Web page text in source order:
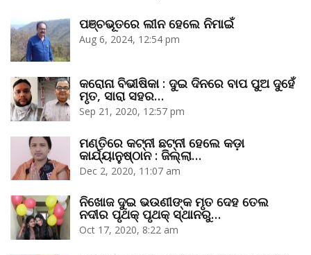
ପଞ୍ଚଭୂତରେ ଲୀନ ହେଲେ ନିମାଇଁ
Aug 6, 2024, 12:54 pm
କରୋନା ବିଭୀଷିକା : ଦୁଇ ଦିନରେ ବାପ ପୁଅ ଦୁହେଁ
ମୃତ, ସାରା ସହର…
Sep 21, 2020, 12:57 pm
ମଣ୍ତିରେ କଟ୍‌ନୀ ଛଟ୍‌ନୀ ହେଲେ କଡ଼ା
କାର୍ଯ୍ୟାନୁଷ୍ଠାନ : ଜିଲ୍ଲା…
Dec 2, 2020, 11:07 am
ନିଖୋଜ ଦୁଇ ଭଉଣୀଙ୍କ ମୃତ ଦେହ ତେଲ
ନଦୀର ପୃଥକ୍‌ ପୃଥକ୍‌ ସ୍ଥାନରୁ…
Oct 17, 2020, 8:22 am